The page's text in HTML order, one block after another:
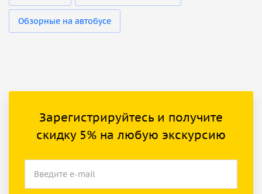
Обзорные на автобусе
Зарегистрируйтесь и получите
скидку 5% на любую экскурсию